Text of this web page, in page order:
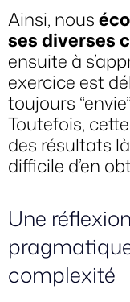
Ainsi, nous
ses diverses
ensuite à
exercice est
toujours
Toutefois,
des résultats
difficile d’en
Une
complexité